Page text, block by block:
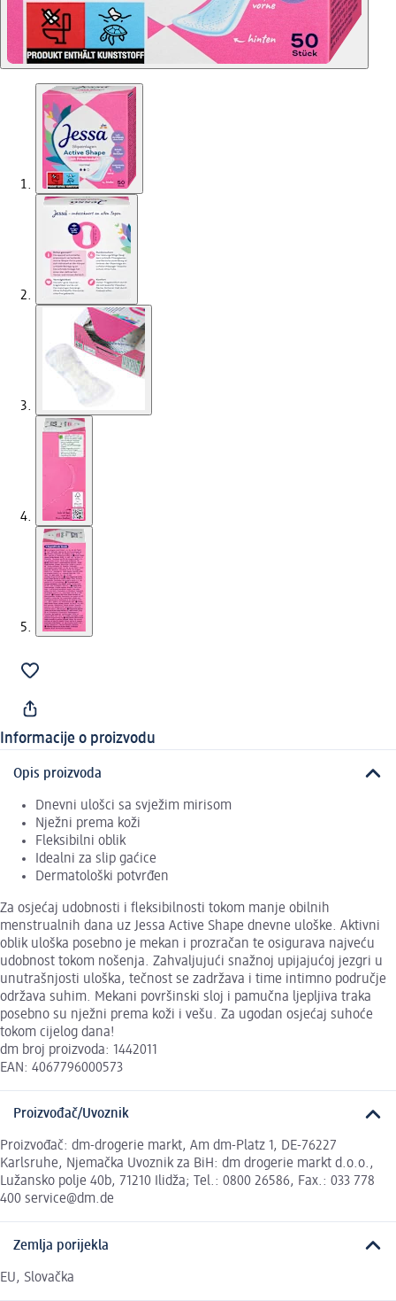
Informacije o proizvodu
Opis proizvoda
Dnevni ulošci sa svježim mirisom
Nježni prema koži
Fleksibilni oblik
Idealni za slip gaćice
Dermatološki potvrđen
Za osjećaj udobnosti i fleksibilnosti tokom manje obilnih
menstrualnih dana uz Jessa Active Shape dnevne uloške. Aktivni
oblik uloška posebno je mekan i prozračan te osigurava najveću
udobnost tokom nošenja. Zahvaljujući snažnoj upijajućoj jezgri u
unutrašnjosti uloška, tečnost se zadržava i time intimno područje
održava suhim. Mekani površinski sloj i pamučna ljepljiva traka
posebno su nježni prema koži i vešu. Za ugodan osjećaj suhoće
tokom cijelog dana!
dm broj proizvoda: 1442011
EAN: 4067796000573
Proizvođač/Uvoznik
Proizvođač: dm-drogerie markt, Am dm-Platz 1, DE-76227
Karlsruhe, Njemačka Uvoznik za BiH: dm drogerie markt d.o.o.,
Lužansko polje 40b, 71210 Ilidža; Tel.: 0800 26586, Fax.: 033 778
400 service@dm.de
Zemlja porijekla
EU, Slovačka